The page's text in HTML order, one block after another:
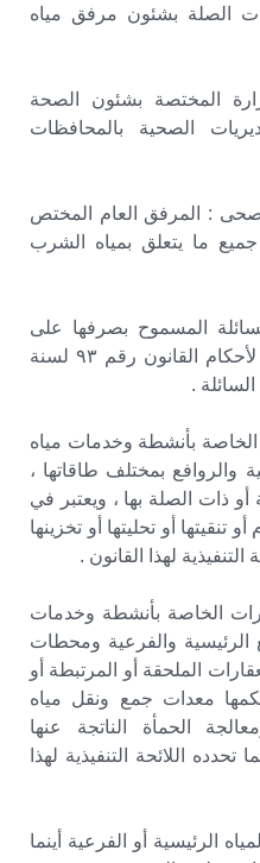
الصلة بشئون مرفق مياه
المختصة بشئون الصحة
الصحية بالمحافظات
: المرفق العام المختص
جميع ما يتعلق بمياه الشرب
المسموح بصرفها على
شبكات الصرف الصحى ، وفقاً لأحكام القانون رقم ۹۳ لسنة
الخاصة بأنشطة وخدمات مياه
والروافع بمختلف طاقاتها ،
أو ذات الصلة بها ، ويعتبر في
أو تحليتها أو تخزينها
لهذا القانون .
الخاصة بأنشطة وخدمات
والفرعية ومحطات
الملحقة أو المرتبطة أو
معدات جمع ونقل مياه
الحمأة الناتجة عنها
اللائحة التنفيذية لهذا
الرئيسية أو الفرعية أينما